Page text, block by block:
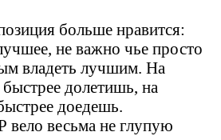
больше нравится:
не важно чье просто
владеть лучшим. На
долетишь, на
доедешь.
весьма не глупую